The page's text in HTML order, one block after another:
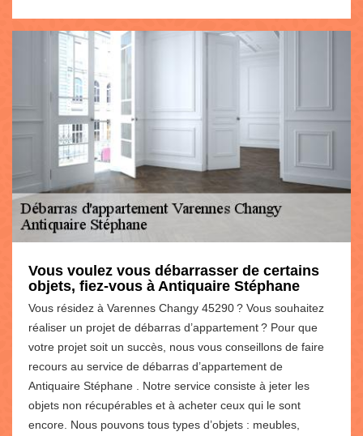
Vous voulez vous débarrasser de certains
objets, fiez-vous à Antiquaire Stéphane
Vous résidez à Varennes Changy 45290 ? Vous souhaitez
réaliser un projet de débarras d’appartement ? Pour que
votre projet soit un succès, nous vous conseillons de faire
recours au service de débarras d’appartement de
Antiquaire Stéphane . Notre service consiste à jeter les
objets non récupérables et à acheter ceux qui le sont
encore. Nous pouvons tous types d’objets : meubles,